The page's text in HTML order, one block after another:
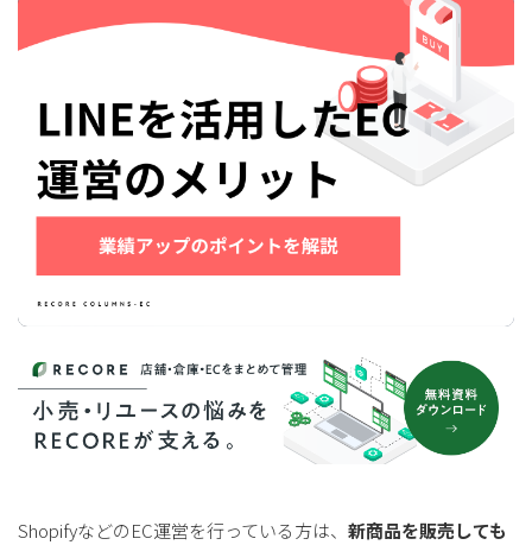
ShopifyなどのEC運営を行っている方は、 新商品を販売しても